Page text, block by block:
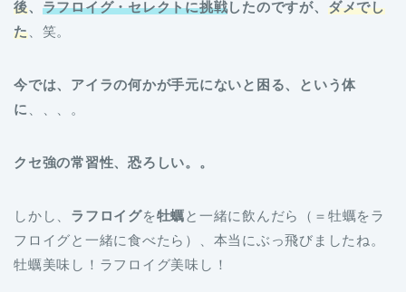
後、 ラフロイグ・セレクトに挑戦したのですが、 ダメでし
た、笑。
今では、アイラの何かが手元にないと困る、という体
に
、、、。
クセ強の常習性、恐ろしい。。
しかし、 ラフロイグを牡蠣と一緒に飲んだら（＝牡蠣をラ
フロイグと一緒に食べたら）、本当にぶっ飛びましたね。
牡蠣美味し！ラフロイグ美味し！